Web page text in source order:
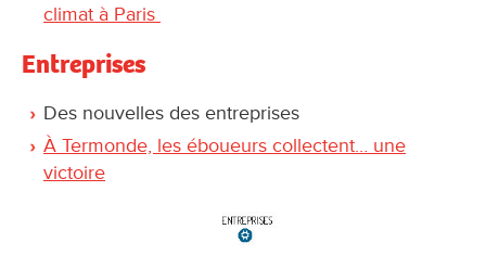
climat à Paris
Entreprises
Des nouvelles des entreprises
À Termonde, les éboueurs collectent… une
victoire